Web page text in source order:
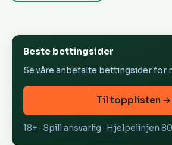
Beste bettingsider
Se våre anbefalte bettingsider for
Til topplisten →
18+ · Spill ansvarlig · Hjelpelinjen